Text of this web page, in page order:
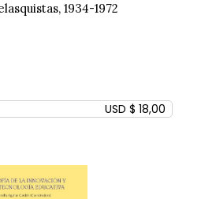
1934-1972
USD $ 18,00